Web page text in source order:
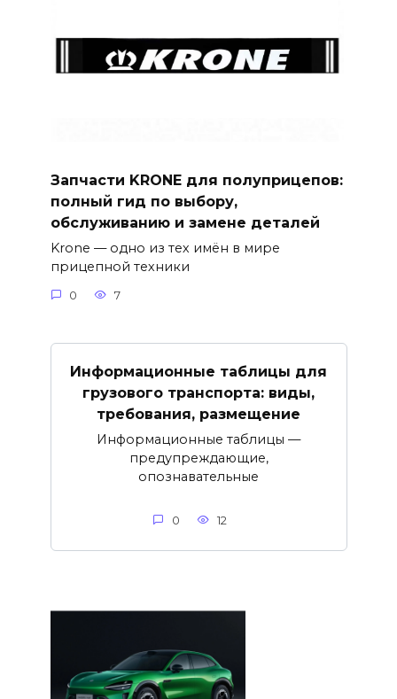
Запчасти KRONE для полуприцепов:
полный гид по выбору,
обслуживанию и замене деталей
Krone — одно из тех имён в мире
прицепной техники
0 7
Информационные таблицы для
грузового транспорта: виды,
требования, размещение
Информационные таблицы —
предупреждающие,
опознавательные
0 12